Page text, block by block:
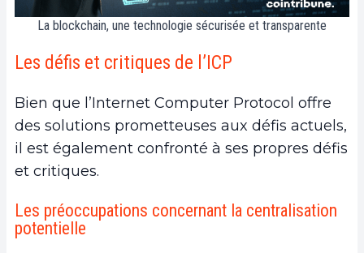
La blockchain, une technologie sécurisée et transparente
Les défis et critiques de l’ICP
Bien que l’Internet Computer Protocol offre
des solutions prometteuses aux défis actuels,
il est également confronté à ses propres défis
et critiques.
Les préoccupations concernant la centralisation
potentielle